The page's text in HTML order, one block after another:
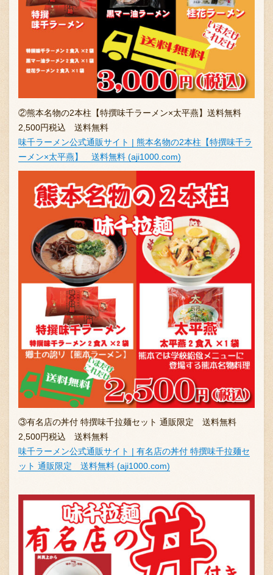
②熊本名物の2本柱【特撰味千ラーメン×太平燕】送料無料
2,500円税込 送料無料
味千ラーメン公式通販サイト | 熊本名物の2本柱【特撰味千ラ
ーメン×太平燕】 送料無料 (aji1000.com)
③有名店の丼付 特撰味千拉麺セット 通販限定 送料無料
2,500円税込 送料無料
味千ラーメン公式通販サイト | 有名店の丼付 特撰味千拉麺セ
ット 通販限定 送料無料 (aji1000.com)